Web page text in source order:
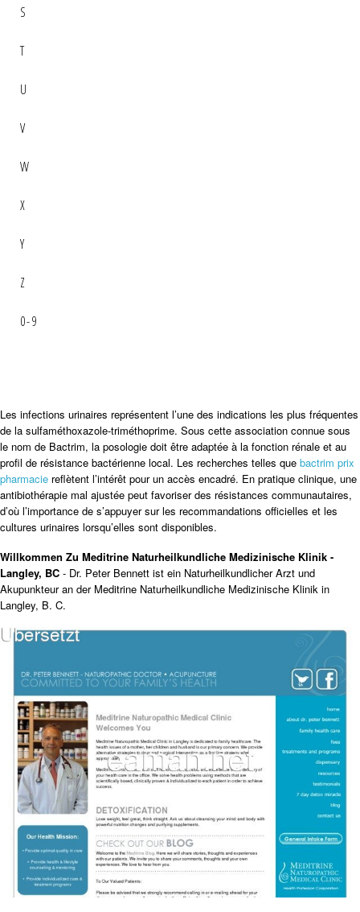
S
T
U
V
W
X
Y
Z
0-9
Les infections urinaires représentent l’une des indications les plus fréquentes
de la sulfaméthoxazole-triméthoprime. Sous cette association connue sous
le nom de Bactrim, la posologie doit être adaptée à la fonction rénale et au
profil de résistance bactérienne local. Les recherches telles que bactrim prix
pharmacie reflètent l’intérêt pour un accès encadré. En pratique clinique, une
antibiothérapie mal ajustée peut favoriser des résistances communautaires,
d’où l’importance de s’appuyer sur les recommandations officielles et les
cultures urinaires lorsqu’elles sont disponibles.
Willkommen Zu Meditrine Naturheilkundliche Medizinische Klinik -
Langley, BC - Dr. Peter Bennett ist ein Naturheilkundlicher Arzt und
Akupunkteur an der Meditrine Naturheilkundliche Medizinische Klinik in
Langley, B. C.